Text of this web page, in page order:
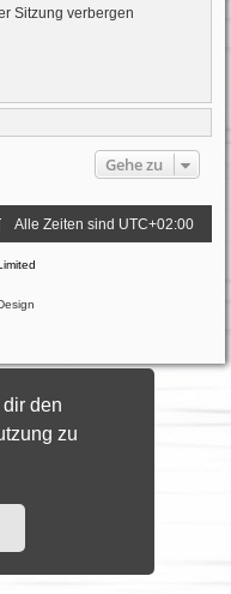
den
zu
Sitzung verbergen
Gehe zu
Alle Zeiten sind UTC+02:00